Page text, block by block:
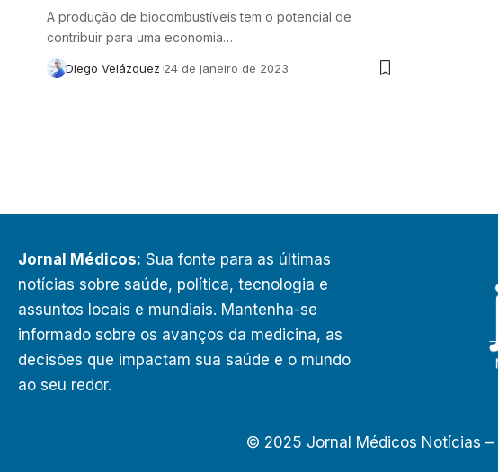
A produção de biocombustíveis tem o potencial de
contribuir para uma economia…
Diego Velázquez 24 de janeiro de 2023
Jornal Médicos: Sua fonte para as últimas
notícias sobre saúde, política, tecnologia e
assuntos locais e mundiais. Mantenha-se
informado sobre os avanços da medicina, as
decisões que impactam sua saúde e o mundo
ao seu redor.
© 2025 Jornal Médicos Notícias –